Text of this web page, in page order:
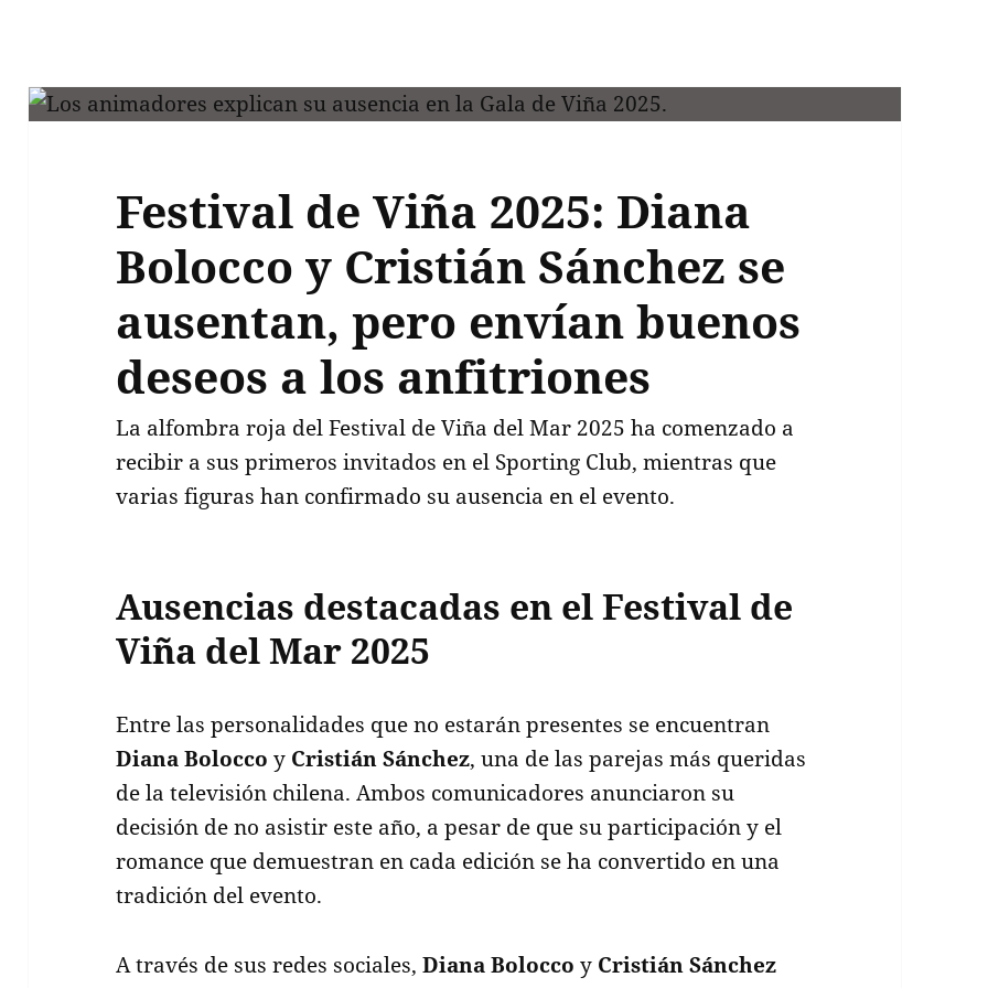
Festival de Viña 2025: Diana
Bolocco y Cristián Sánchez se
ausentan, pero envían buenos
deseos a los anfitriones
La alfombra roja del Festival de Viña del Mar 2025 ha comenzado a
recibir a sus primeros invitados en el Sporting Club, mientras que
varias figuras han confirmado su ausencia en el evento.
Ausencias destacadas en el Festival de
Viña del Mar 2025
Entre las personalidades que no estarán presentes se encuentran
Diana Bolocco y Cristián Sánchez, una de las parejas más queridas
de la televisión chilena. Ambos comunicadores anunciaron su
decisión de no asistir este año, a pesar de que su participación y el
romance que demuestran en cada edición se ha convertido en una
tradición del evento.
A través de sus redes sociales,Diana Bolocco y Cristián Sánchez